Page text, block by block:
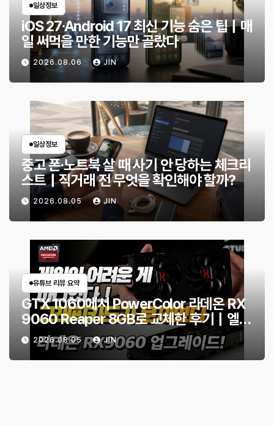
일상정보
iOS 27·Android 17 최신 기능 숨은 팁｜매
일 써먹을 만한 기능만 골랐다
2026.08.06 JIN
일상정보
중고 폰·노트북 살 때 사기 안 당하는 체크리
스트｜직거래 전 무엇을 확인해야 할까?
2026.08.05 JIN
유튜브 리뷰 요약
GTX 1060에서 PowerColor 라데온 RX
9060 Reaper 8GB로 교체한 후기｜엘든
링·몬스터 헌터 와일즈 체감 변화
2026.08.05 JIN